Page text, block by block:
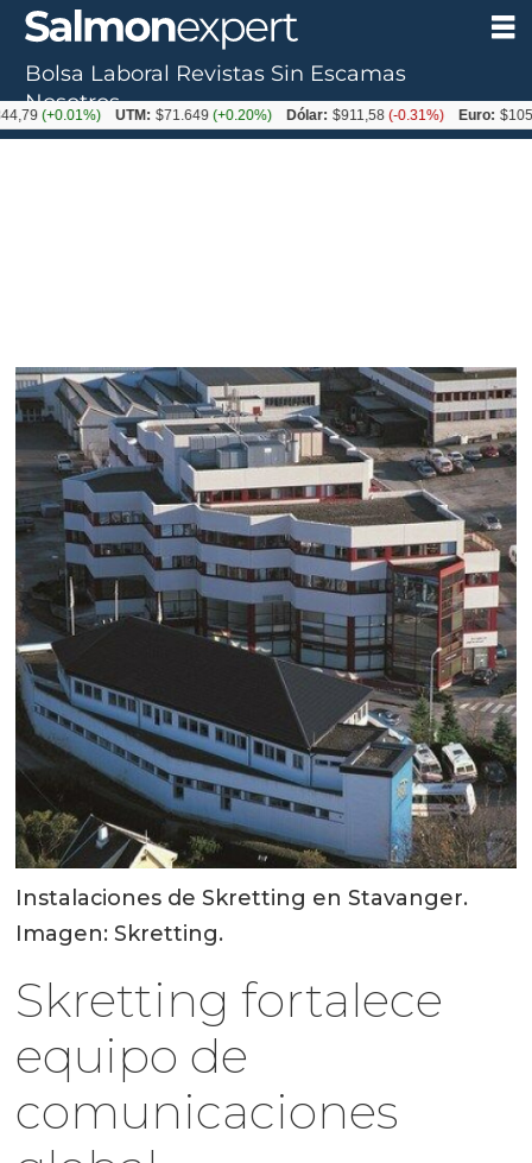
Instalaciones de Skretting en Stavanger.
Imagen: Skretting.
Skretting fortalece
equipo de
comunicaciones
Bolsa Laboral Revistas Sin Escamas
Nosotros
(+0.01%) UTM: $71.649(+0.20%) Dólar: $911,58(-0.31%) Euro: $1053,36